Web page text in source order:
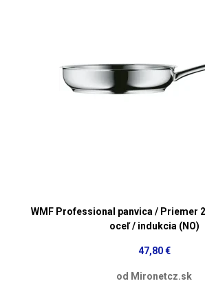
WMF Professional panvica / Priemer
oceľ / indukcia (NO)
47,80 €
od Mironetcz.sk